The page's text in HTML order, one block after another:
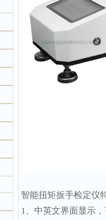
智能扭矩扳手检定仪
1、中英文界面显示